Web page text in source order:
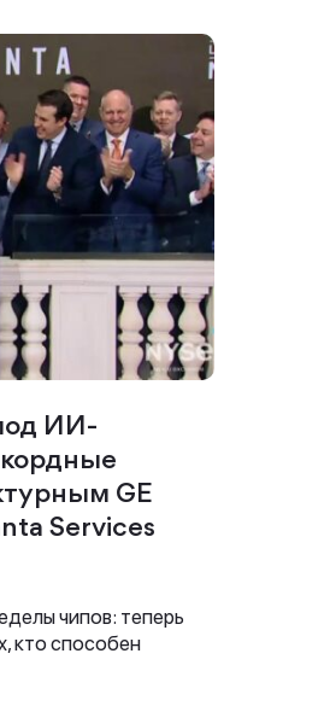
ИИ-
GE
Services
чипов: теперь
кто способен